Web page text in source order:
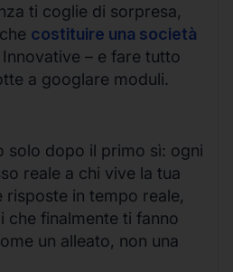
ti coglie di sorpresa,
costituire una società
– e fare tutto
a googlare moduli.
solo dopo il primo sì: ogni
reale a chi vive la tua
risposte in tempo reale,
che finalmente ti fanno
un alleato, non una